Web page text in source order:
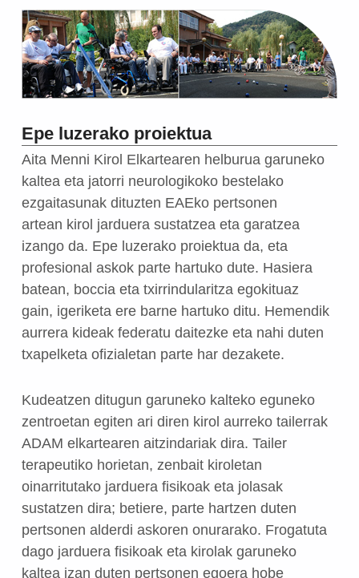
Epe luzerako proiektua
Aita Menni Kirol Elkartearen helburua garuneko
kaltea eta jatorri neurologikoko bestelako
ezgaitasunak dituzten EAEko pertsonen
artean kirol jarduera sustatzea eta garatzea
izango da. Epe luzerako proiektua da, eta
profesional askok parte hartuko dute. Hasiera
batean, boccia eta txirrindularitza egokituaz
gain, igeriketa ere barne hartuko ditu. Hemendik
aurrera kideak federatu daitezke eta nahi duten
txapelketa ofizialetan parte har dezakete.
Kudeatzen ditugun garuneko kalteko eguneko
zentroetan egiten ari diren kirol aurreko tailerrak
ADAM elkartearen aitzindariak dira. Tailer
terapeutiko horietan, zenbait kiroletan
oinarritutako jarduera fisikoak eta jolasak
sustatzen dira; betiere, parte hartzen duten
pertsonen alderdi askoren onurarako. Frogatuta
dago jarduera fisikoak eta kirolak garuneko
kaltea izan duten pertsonen egoera hobe